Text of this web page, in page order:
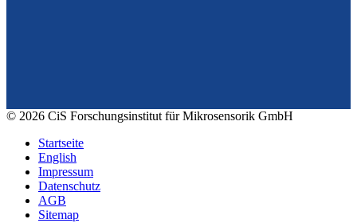
© 2026 CiS Forschungsinstitut für Mikrosensorik GmbH
Startseite
English
Impressum
Datenschutz
AGB
Sitemap